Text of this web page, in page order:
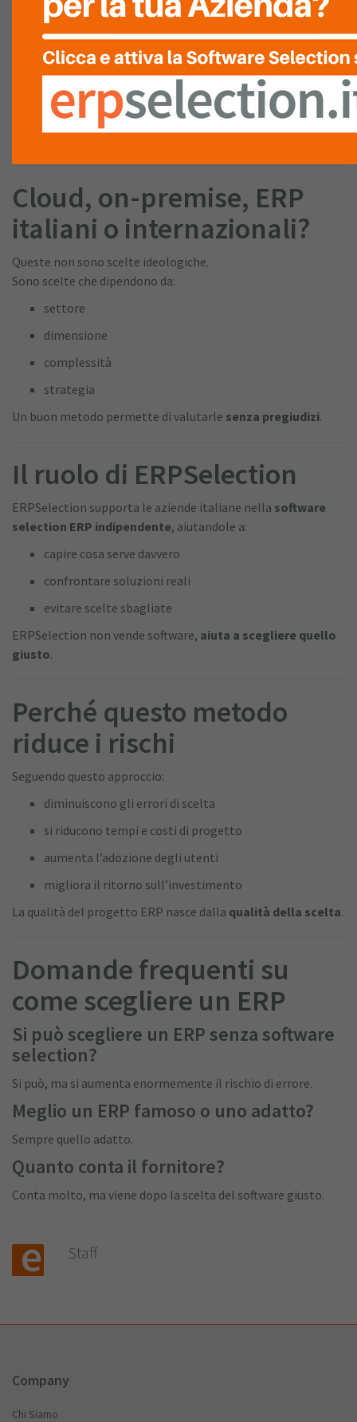
La scelta finale deve essere:
motivata
condivisa dal management
Cloud, on-premise, ERP
italiani o internazionali?
Queste non sono scelte ideologiche.
Sono scelte che dipendono da:
settore
dimensione
complessità
strategia
Un buon metodo permette di valutarle senza pregiudizi.
Il ruolo di ERPSelection
ERPSelection supporta le aziende italiane nella software
selection ERP indipendente, aiutandole a:
capire cosa serve davvero
confrontare soluzioni reali
evitare scelte sbagliate
ERPSelection non vende software, aiuta a scegliere quello
giusto.
Perché questo metodo
riduce i rischi
Seguendo questo approccio:
diminuiscono gli errori di scelta
si riducono tempi e costi di progetto
aumenta l’adozione degli utenti
migliora il ritorno sull’investimento
La qualità del progetto ERP nasce dalla qualità della scelta.
Domande frequenti su
come scegliere un ERP
Si può scegliere un ERP senza software
selection?
Si può, ma si aumenta enormemente il rischio di errore.
Meglio un ERP famoso o uno adatto?
Sempre quello adatto.
Quanto conta il fornitore?
Conta molto, ma viene dopo la scelta del software giusto.
Staff
Company
Chi Siamo